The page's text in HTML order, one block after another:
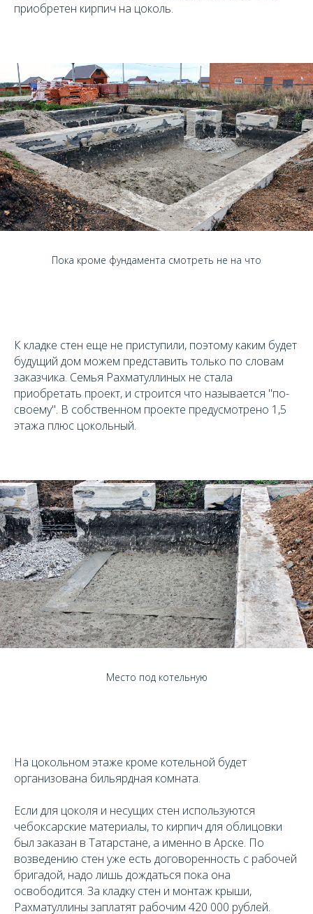
приобретен кирпич на цоколь.
Пока кроме фундамента смотреть не на что
К кладке стен еще не приступили, поэтому каким будет
будущий дом можем представить только по словам
заказчика. Семья Рахматуллиных не стала
приобретать проект, и строится что называется "по-
своему". В собственном проекте предусмотрено 1,5
этажа плюс цокольный.
Место под котельную
На цокольном этаже кроме котельной будет
организована бильярдная комната.
Если для цоколя и несущих стен используются
чебоксарские материалы, то кирпич для облицовки
был заказан в Татарстане, а именно в Арске. По
возведению стен уже есть договоренность с рабочей
бригадой, надо лишь дождаться пока она
освободится. За кладку стен и монтаж крыши,
Рахматуллины заплатят рабочим 420 000 рублей.